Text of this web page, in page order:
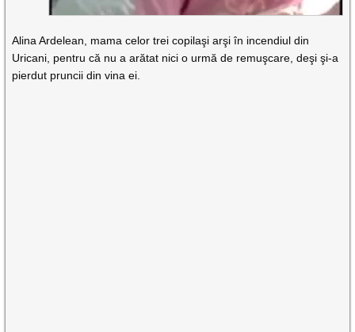
Alina Ardelean, mama celor trei copilaşi arşi în incendiul din
Uricani, pentru că nu a arătat nici o urmă de remuşcare, deşi şi-a
pierdut pruncii din vina ei.